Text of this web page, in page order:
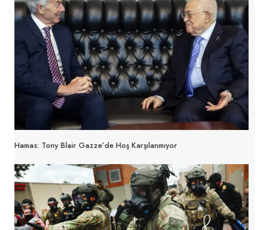
Hamas: Tony Blair Gazze’de Hoş Karşılanmıyor